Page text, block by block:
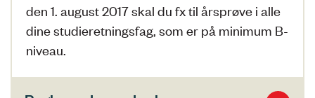
den 1. august 2017 skal du fx til årsprøve i alle
dine studieretningsfag, som er på minimum B-
niveau.